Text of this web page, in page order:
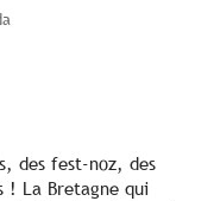
favoris
des fest-noz, des
! La Bretagne qui